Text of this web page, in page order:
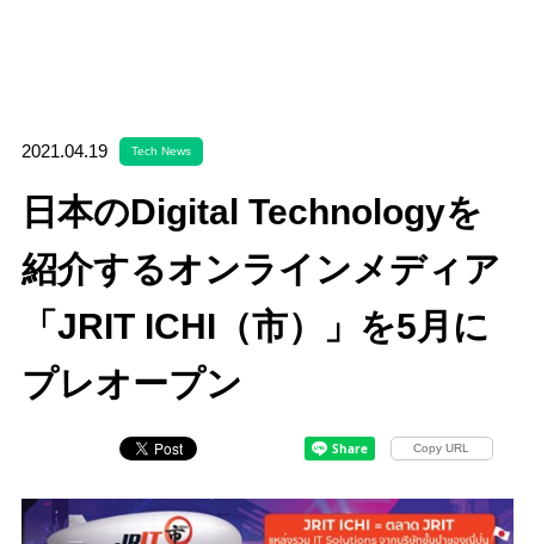
2021.04.19 Tech News
日本のDigital Technologyを
紹介するオンラインメディア
「JRIT ICHI（市）」を5月に
プレオープン
Copy URL